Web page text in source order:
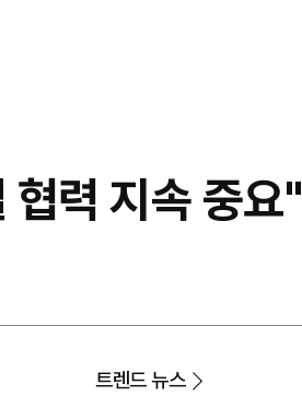
력 지속 중요"
트렌드 뉴스